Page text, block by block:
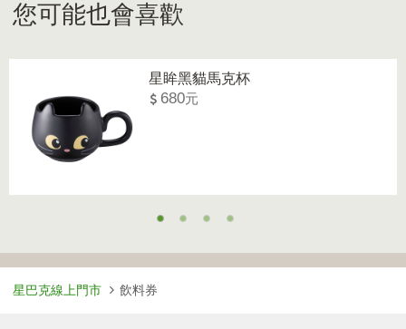
您可能也會喜歡
星眸黑貓馬克杯
680
星巴克線上門市 飲料券